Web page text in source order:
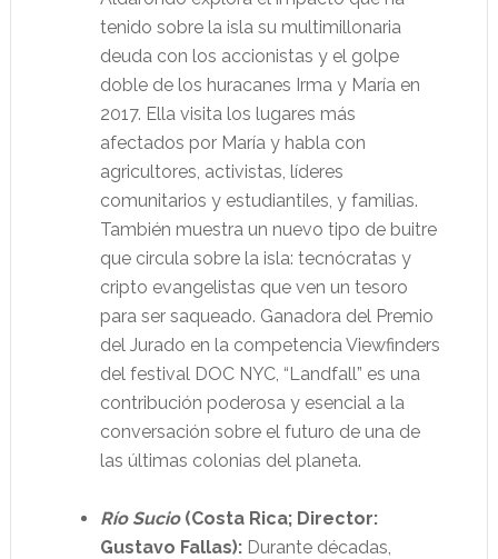
tenido sobre la isla su multimillonaria
deuda con los accionistas y el golpe
doble de los huracanes Irma y María en
2017. Ella visita los lugares más
afectados por María y habla con
agricultores, activistas, líderes
comunitarios y estudiantiles, y familias.
También muestra un nuevo tipo de buitre
que circula sobre la isla: tecnócratas y
cripto evangelistas que ven un tesoro
para ser saqueado. Ganadora del Premio
del Jurado en la competencia Viewfinders
del festival DOC NYC, “Landfall” es una
contribución poderosa y esencial a la
conversación sobre el futuro de una de
las últimas colonias del planeta.
Río Sucio (Costa Rica; Director:
Gustavo Fallas): Durante décadas,